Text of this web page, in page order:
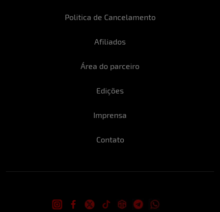
Politica de Cancelamento
Afiliados
Área do parceiro
Edições
Imprensa
Contato